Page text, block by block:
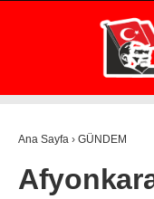
GÜNDEM
EKONOMİ
Ana Sayfa › GÜNDEM